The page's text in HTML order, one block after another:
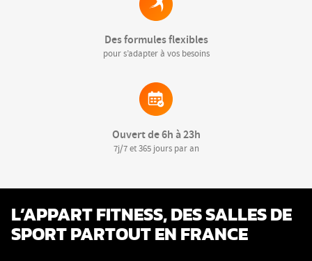
Des formules flexibles
pour s’adapter à vos besoins
Ouvert de 6h à 23h
7j/7 et 365 jours par an
L’APPART FITNESS, DES SALLES DE
SPORT PARTOUT EN FRANCE